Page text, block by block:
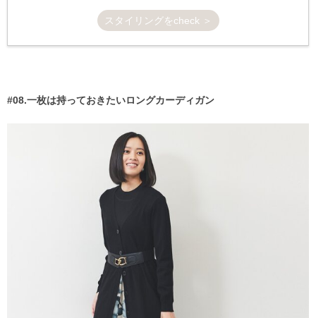
スタイリングをcheck ＞
#08.一枚は持っておきたいロングカーディガン